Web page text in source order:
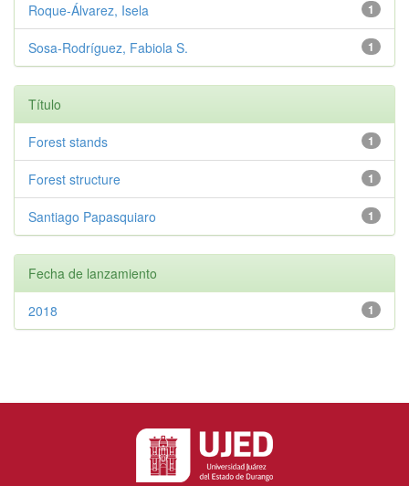
1
Roque-Álvarez, Isela
1
Sosa-Rodríguez, Fabiola S.
Título
1
Forest stands
1
Forest structure
1
Santiago Papasquiaro
Fecha de lanzamiento
1
2018